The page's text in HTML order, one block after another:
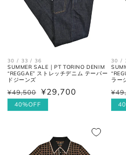
30 / 33 / 36
SUMMER SALE｜PT TORINO DENIM
“REGGAE” ストレッチデニム テーパー
ドジーンズ
通
常
¥49,500
セ
ー
¥29,700
40%OFF
30 /
ラー
通
常
セ
ー
ト
平置きにし、
加え端と端を
股上
フロントの上
股下
股下の縫い目
シームに沿っ